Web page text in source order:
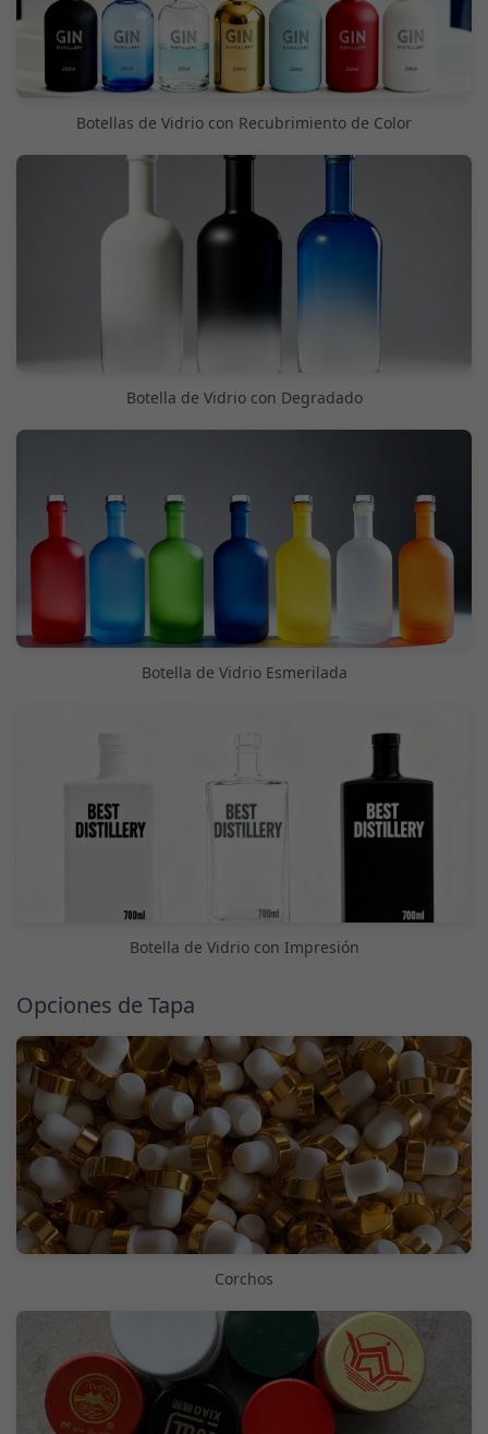
Botellas de Vidrio con Recubrimiento de Color
Botella de Vidrio con Degradado
Botella de Vidrio Esmerilada
Botella de Vidrio con Impresión
Opciones de Tapa
Corchos